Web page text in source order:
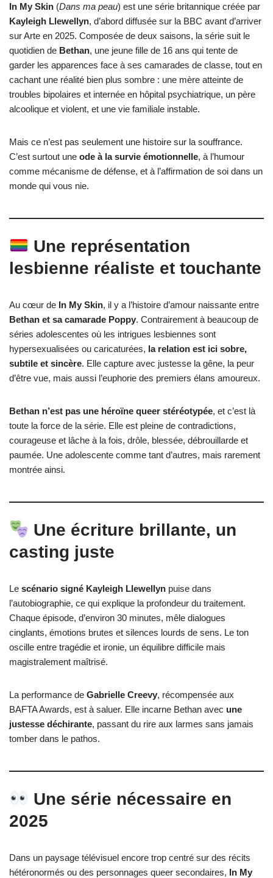
In My Skin (Dans ma peau) est une série britannique créée par
Kayleigh Llewellyn, d’abord diffusée sur la BBC avant d’arriver
sur Arte en 2025. Composée de deux saisons, la série suit le
quotidien de Bethan, une jeune fille de 16 ans qui tente de
garder les apparences face à ses camarades de classe, tout en
cachant une réalité bien plus sombre : une mère atteinte de
troubles bipolaires et internée en hôpital psychiatrique, un père
alcoolique et violent, et une vie familiale instable.
Mais ce n’est pas seulement une histoire sur la souffrance.
C’est surtout une ode à la survie émotionnelle, à l’humour
comme mécanisme de défense, et à l’affirmation de soi dans un
monde qui vous nie.
Une représentation
lesbienne réaliste et touchante
Au cœur de In My Skin, il y a l’histoire d’amour naissante entre
Bethan et sa camarade Poppy. Contrairement à beaucoup de
séries adolescentes où les intrigues lesbiennes sont
hypersexualisées ou caricaturées, la relation est ici sobre,
subtile et sincère. Elle capture avec justesse la gêne, la peur
d’être vue, mais aussi l’euphorie des premiers élans amoureux.
Bethan n’est pas une héroïne queer stéréotypée, et c’est là
toute la force de la série. Elle est pleine de contradictions,
courageuse et lâche à la fois, drôle, blessée, débrouillarde et
paumée. Une adolescente comme tant d’autres, mais rarement
montrée ainsi.
Une écriture brillante, un
casting juste
Le scénario signé Kayleigh Llewellyn puise dans
l’autobiographie, ce qui explique la profondeur du traitement.
Chaque épisode, d’environ 30 minutes, mêle dialogues
cinglants, émotions brutes et silences lourds de sens. Le ton
oscille entre tragédie et ironie, un équilibre difficile mais
magistralement maîtrisé.
La performance de Gabrielle Creevy, récompensée aux
BAFTA Awards, est à saluer. Elle incarne Bethan avec une
justesse déchirante, passant du rire aux larmes sans jamais
tomber dans le pathos.
Une série nécessaire en
2025
Dans un paysage télévisuel encore trop centré sur des récits
hétéronormés ou des personnages queer secondaires, In My